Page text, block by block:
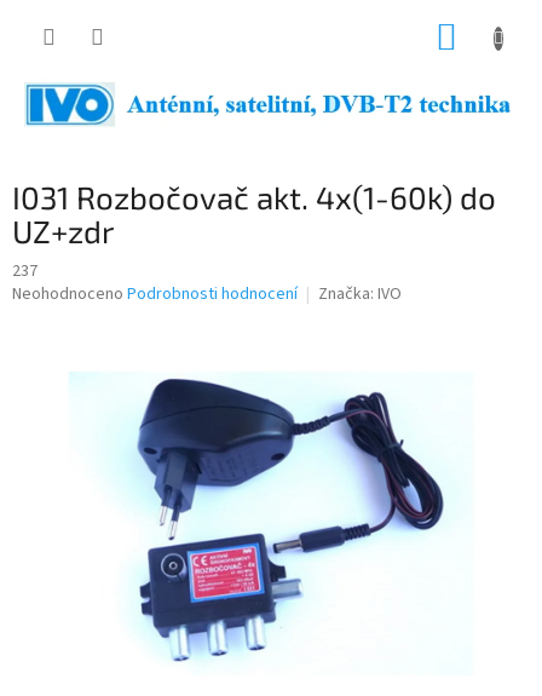
I031 Rozbočovač akt. 4x(1-60k) do
UZ+zdr
237
Průměrné
Neohodnoceno Podrobnosti hodnocení Značka: IVO